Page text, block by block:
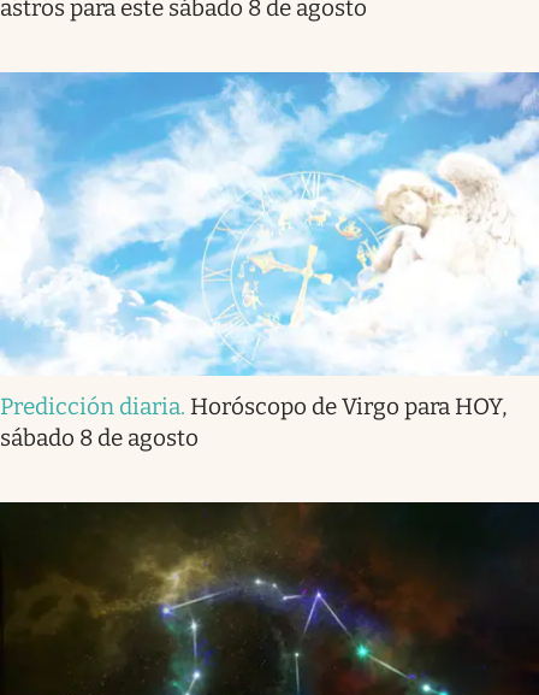
astros para este sábado 8 de agosto
Predicción diaria. Horóscopo de Virgo para HOY,
sábado 8 de agosto